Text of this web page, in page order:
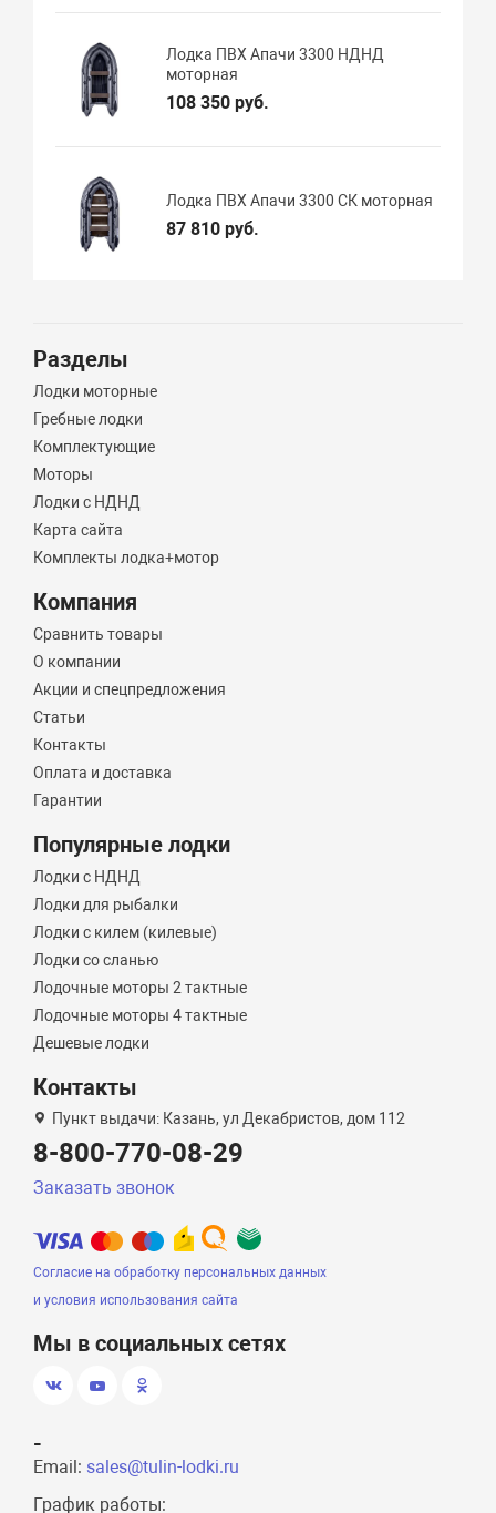
Лодка ПВХ Апачи 3300 НДНД
моторная
108 350 руб.
Лодка ПВХ Апачи 3300 СК моторная
87 810 руб.
Разделы
Лодки моторные
Гребные лодки
Комплектующие
Моторы
Лодки с НДНД
Карта сайта
Комплекты лодка+мотор
Компания
Сравнить товары
О компании
Акции и спецпредложения
Статьи
Контакты
Оплата и доставка
Гарантии
Популярные лодки
Лодки с НДНД
Лодки для рыбалки
Лодки с килем (килевые)
Лодки со сланью
Лодочные моторы 2 тактные
Лодочные моторы 4 тактные
Дешевые лодки
Контакты
Пункт выдачи: Казань, ул Декабристов, дом 112
8-800-770-08-29
Заказать звонок
Согласие на обработку персональных данных
и условия использования сайта
Мы в социальных сетях
-
Email: sales@tulin-lodki.ru
График работы: